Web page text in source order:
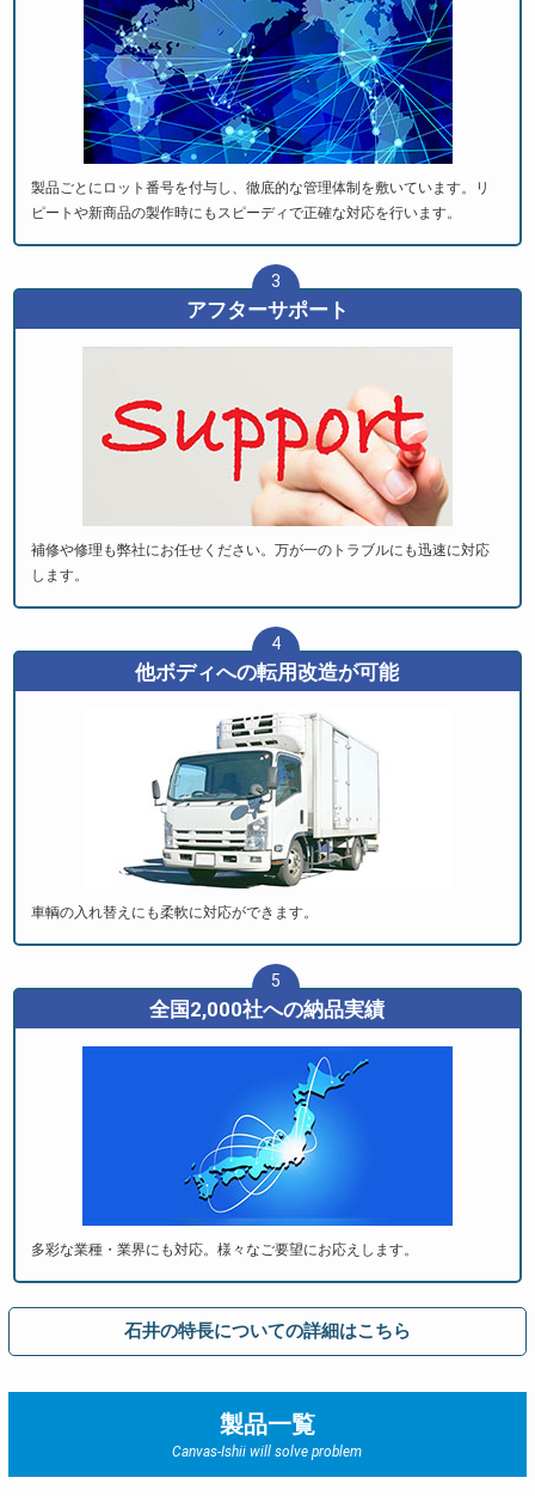
製品ごとにロット番号を付与し、徹底的な管理体制を敷いています。リ
ピートや新商品の製作時にもスピーディで正確な対応を行います。
3
アフターサポート
補修や修理も弊社にお任せください。万が一のトラブルにも迅速に対応
します。
4
他ボディへの転用改造が可能
車輌の入れ替えにも柔軟に対応ができます。
5
全国2,000社への納品実績
多彩な業種・業界にも対応。様々なご要望にお応えします。
石井の特長についての詳細はこちら
製品一覧
Canvas-Ishii will solve problem